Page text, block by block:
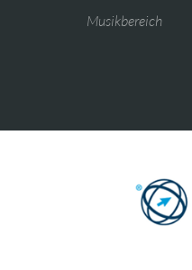
Musikbereich